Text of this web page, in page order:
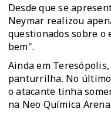
Desde que se
Neymar realizou
questionados sobre o
bem".
Ainda em
panturrilha. No último
o atacante tinha
na Neo Química